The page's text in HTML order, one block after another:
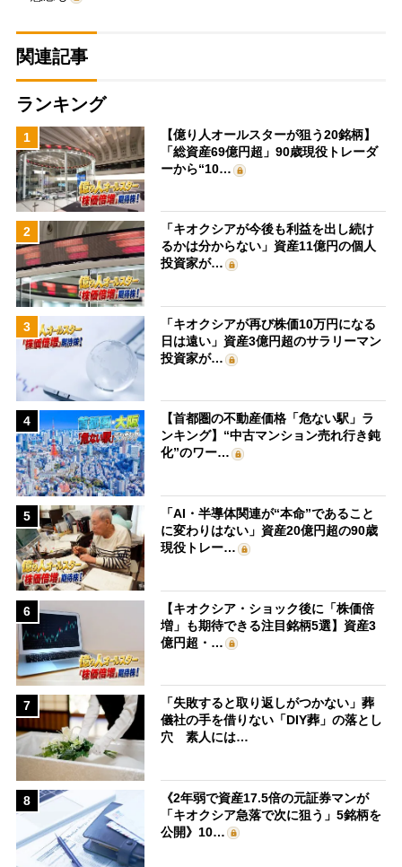
関連記事
ランキング
1
【億り人オールスターが狙う20銘柄】
「総資産69億円超」90歳現役トレーダ
ーから“10…
2
「キオクシアが今後も利益を出し続け
るかは分からない」資産11億円の個人
投資家が…
3
「キオクシアが再び株価10万円になる
日は遠い」資産3億円超のサラリーマン
投資家が…
4
【首都圏の不動産価格「危ない駅」ラ
ンキング】“中古マンション売れ行き鈍
化”のワー…
5
「AI・半導体関連が“本命”であること
に変わりはない」資産20億円超の90歳
現役トレー…
6
【キオクシア・ショック後に「株価倍
増」も期待できる注目銘柄5選】資産3
億円超・…
7
「失敗すると取り返しがつかない」葬
儀社の手を借りない「DIY葬」の落とし
穴 素人には…
8
《2年弱で資産17.5倍の元証券マンが
「キオクシア急落で次に狙う」5銘柄を
公開》10…